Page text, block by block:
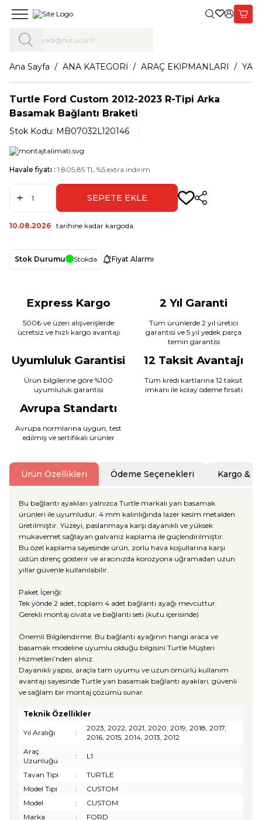
Giriş Yap,
Ana Sayfa ANA KATEGORİ ARAÇ EKİPMANLARI
Turtle Ford Custom 2012-2023 R-Tipi Arka
Basamak Bağlantı Braketi
Stok Kodu: MB07032L120146
Havale fiyatı : 1.805,85 TL %5 extra indirim
SEPETE EKLE Paylaş
10.08.2026 tarihine kadar kargoda
Stok Durumu Stokda Fiyat Alarmı
Express Kargo
500₺ ve üzeri alışverişlerde
ücretsiz ve hızlı kargo avantajı
2 Yıl Garanti
Tüm ürünlerde 2 yıl üretici
garantisi ve 5 yıl yedek parça
temin garantisi
Uyumluluk Garantisi
Ürün bilgilerine göre %100
uyumluluk garantisi
12 Taksit Avantajı
Tüm kredi kartlarına 12 taksit
imkanı ile kolay ödeme fırsatı
Avrupa Standartı
Avrupa normlarına uygun, test
edilmiş ve sertifikalı ürünler
Ürün Özellikleri Ödeme Seçenekleri Kargo &
Bu bağlantı ayakları yalnızca Turtle markalı yan basamak
ürünleri ile uyumludur. 4 mm kalınlığında lazer kesim metalden
üretilmiştir. Yüzeyi, paslanmaya karşı dayanıklı ve yüksek
mukavemet sağlayan galvaniz kaplama ile güçlendirilmiştir.
Bu özel kaplama sayesinde ürün, zorlu hava koşullarına karşı
üstün direnç gösterir ve aracınızda korozyona uğramadan uzun
yıllar güvenle kullanılabilir.
Paket İçeriği:
Tek yönde 2 adet, toplam 4 adet bağlantı ayağı mevcuttur.
Gerekli montaj civata ve bağlantı seti (kutu içerisinde)
Önemli Bilgilendirme: Bu bağlantı ayağının hangi araca ve
basamak modeline uyumlu olduğu bilgisini Turtle Müşteri
Hizmetleri’nden alınız.
Dayanıklı yapısı, araçla tam uyumu ve uzun ömürlü kullanım
avantajı sayesinde Turtle yan basamak bağlantı ayakları, güvenli
ve sağlam bir montaj çözümü sunar.
Teknik Özellikler
Yıl Aralığı :
2023, 2022, 2021, 2020, 2019, 2018, 2017,
2016, 2015, 2014, 2013, 2012
Araç
Uzunluğu
: L1
Tavan Tipi :
TURTLE
Model Tipi
:
CUSTOM
Model
:
CUSTOM
Marka
:
FORD